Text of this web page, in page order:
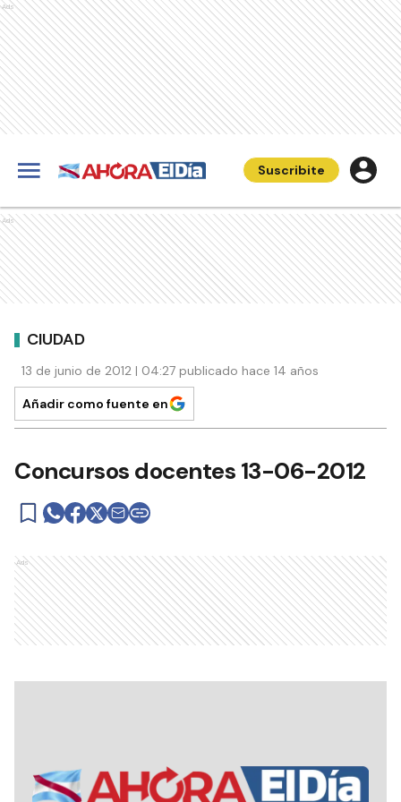
Ads
Suscribite
Ads
CIUDAD
13 de junio de 2012 | 04:27 publicado hace 14 años
Añadir como fuente en
Concursos docentes 13-06-2012
Ads